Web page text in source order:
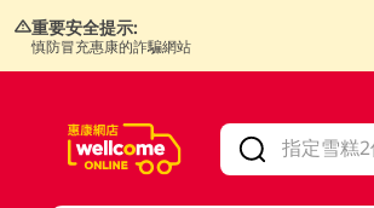
重要安全提示:
慎防冒充惠康的詐騙網站